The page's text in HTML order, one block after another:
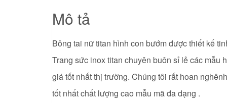
Mô tả
Bông tai nữ titan hình con bướmđược thiết kế
Trang sức inox titan chuyên buôn sỉ lẻ các
giá tốt nhất thị trường. Chúng tôi rất hoan
tốt nhất chất lượng cao mẫu mã đa dạng .